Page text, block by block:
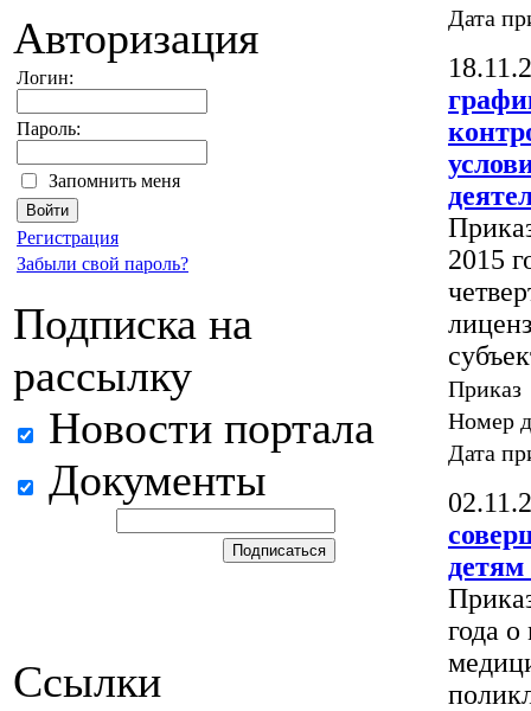
Авторизация
Логин:
Пароль:
Запомнить меня
Регистрация
Забыли свой пароль?
Подписка на
рассылку
Новости портала
Документы
Ссылки
Дата
2015
Приказ
Номер
Дата
года